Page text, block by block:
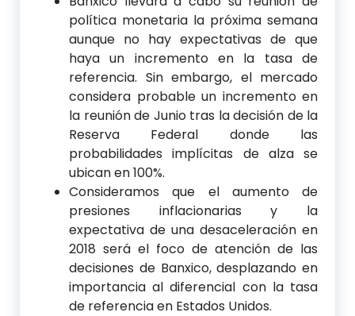
política monetaria la próxima semana
aunque no hay expectativas de que
haya un incremento en la tasa de
referencia. Sin embargo, el mercado
considera probable un incremento en
la reunión de Junio tras la decisión de la
Reserva Federal donde las
probabilidades implícitas de alza se
ubican en 100%.
Consideramos que el aumento de
presiones inflacionarias y la
expectativa de una desaceleración en
2018 será el foco de atención de las
decisiones de Banxico, desplazando en
importancia al diferencial con la tasa
de referencia en Estados Unidos.